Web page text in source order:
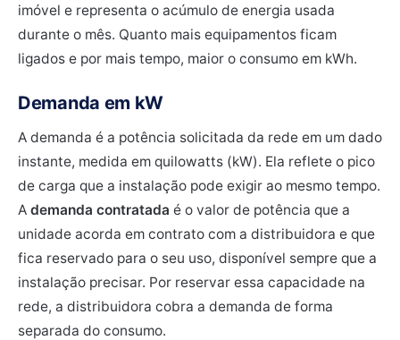
imóvel e representa o acúmulo de energia usada
durante o mês. Quanto mais equipamentos ficam
ligados e por mais tempo, maior o consumo em kWh.
Demanda em kW
A demanda é a potência solicitada da rede em um dado
instante, medida em quilowatts (kW). Ela reflete o pico
de carga que a instalação pode exigir ao mesmo tempo.
A demanda contratada é o valor de potência que a
unidade acorda em contrato com a distribuidora e que
fica reservado para o seu uso, disponível sempre que a
instalação precisar. Por reservar essa capacidade na
rede, a distribuidora cobra a demanda de forma
separada do consumo.